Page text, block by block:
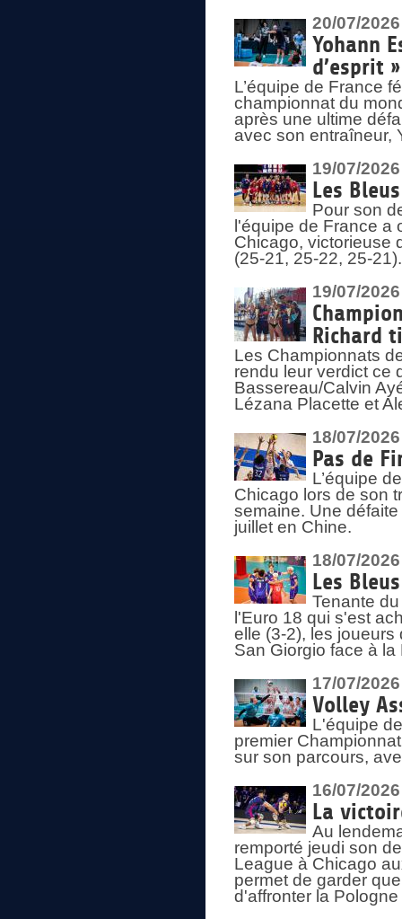
20/07/2026
Yohann
d’esprit »
L’équipe de France
championnat du
après une ultime
avec son entraîneur,
19/07/2026
Les
Pour son
l'équipe de France a
Chicago, victorieuse
(25-21, 25-22, 25-
19/07/2026
Richard
Les Championnats
rendu leur verdict ce
Bassereau/Calvin
Lézana Placette et
18/07/2026
Pas de
L’équipe
Chicago lors de son
semaine. Une
juillet en Chine.
18/07/2026
Les
Tenante
l'Euro 18 qui s'est
elle (3-2), les
San Giorgio face à la
17/07/2026
Volley
L'équipe
premier
sur son parcours,
16/07/2026
La
Au
remporté jeudi son
League à Chicago
permet de garder
d'affronter la